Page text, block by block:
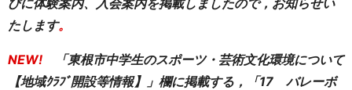
たします。
NEW!
「東根市中学生のスポーツ・芸術文化環境について
【地域ｸﾗﾌﾞ開設等情報】」欄に掲載する，「17 バレーボ